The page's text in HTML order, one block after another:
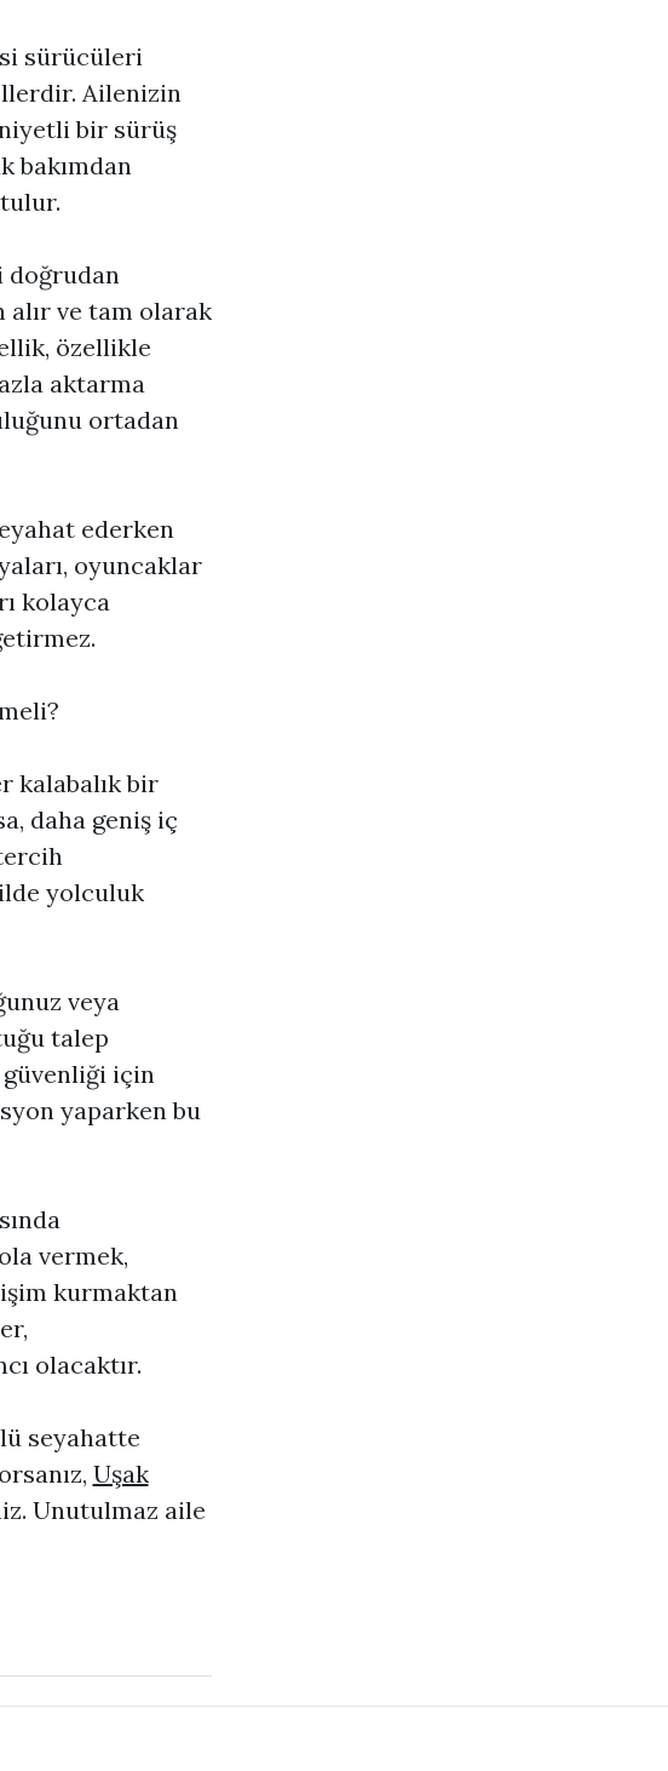
sürücüleri
Ailenizin
bir sürüş
bakımdan
doğrudan
ve tam olarak
özellikle
aktarma
ortadan
ederken
oyuncaklar
kolayca
kalabalık bir
daha geniş iç
yolculuk
veya
talep
için
yaparken bu
vermek,
kurmaktan
olacaktır.
seyahatte
Uşak
Unutulmaz aile